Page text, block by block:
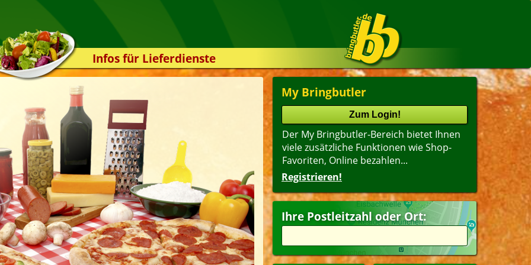
Infos für Lieferdienste
Kassensystem
Zuverlässigkeit
Sicherheit
Der Online-Shop
Das Bestellsystem
Der Bestellvorgang
Übertragung
Testshop
Styles
Kontakt
My Bringbutler
Der My Bringbutler-Bereich bietet Ihnen
viele zusätzliche Funktionen wie Shop-
Favoriten, Online bezahlen...
Registrieren!
Ihre Postleitzahl oder Ort: